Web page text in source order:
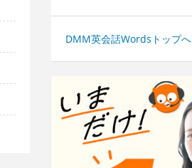
DMM英会話Wordsトップへ